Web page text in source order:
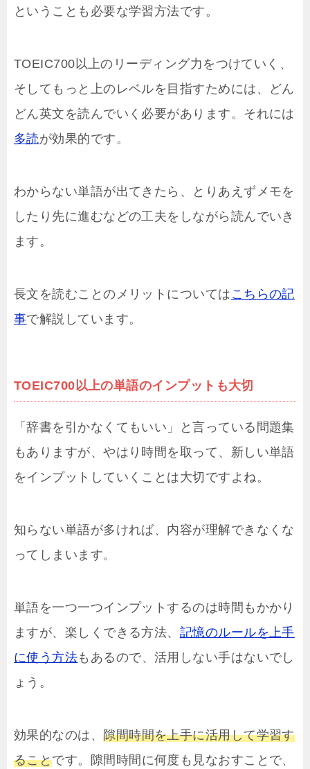
ということも必要な学習方法です。
TOEIC700以上のリーディング力をつけていく、
そしてもっと上のレベルを目指すためには、どん
どん英文を読んでいく必要があります。それには
多読が効果的です。
わからない単語が出てきたら、とりあえずメモを
したり先に進むなどの工夫をしながら読んでいき
ます。
長文を読むことのメリットについては こちらの記
事で解説しています。
TOEIC700以上の単語のインプットも大切
「辞書を引かなくてもいい」と言っている問題集
もありますが、やはり時間を取って、新しい単語
をインプットしていくことは大切ですよね。
知らない単語が多ければ、内容が理解できなくな
ってしまいます。
単語を一つ一つインプットするのは時間もかかり
ますが、楽しくできる方法、 記憶のルールを上手
に使う方法もあるので、活用しない手はないでし
ょう。
効果的なのは、隙間時間を上手に活用して学習す
ることです。隙間時間に何度も見なおすことで、